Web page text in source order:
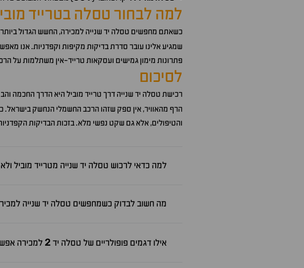
למה לבחור טסלה בטרייד
כשאתם מחפשים טסלה יד שנייה למכירה, החשש הגדול ביותר
שמגיע אלינו עובר סדרת בדיקות מקיפות וקפדניות. אנו
פתרונות מימון גמישים ועסקאות טרייד-אין משתלמות על
לסיכום
רכישת טסלה יד שנייה דרך טרייד מוביל היא הדרך החכמה
הרף מהאוויר, אין ספק שזהו הרכב החשמלי הנחשק
והטיפולים, אלא גם שקט נפשי מלא. בזכות הבדיקות
למה כדאי לרכוש טסלה יד שנייה מטרייד מוביל
מה חשוב לבדוק כשמחפשים טסלה יד שנייה
אילו דגמים פופולריים של טסלה יד2 למכירה